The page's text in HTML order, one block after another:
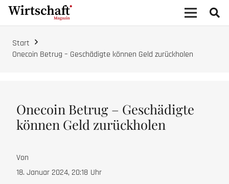
Start
Onecoin Betrug – Geschädigte können Geld zurückholen
Onecoin Betrug – Geschädigte
können Geld zurückholen
Von
18. Januar 2024, 20:18 Uhr